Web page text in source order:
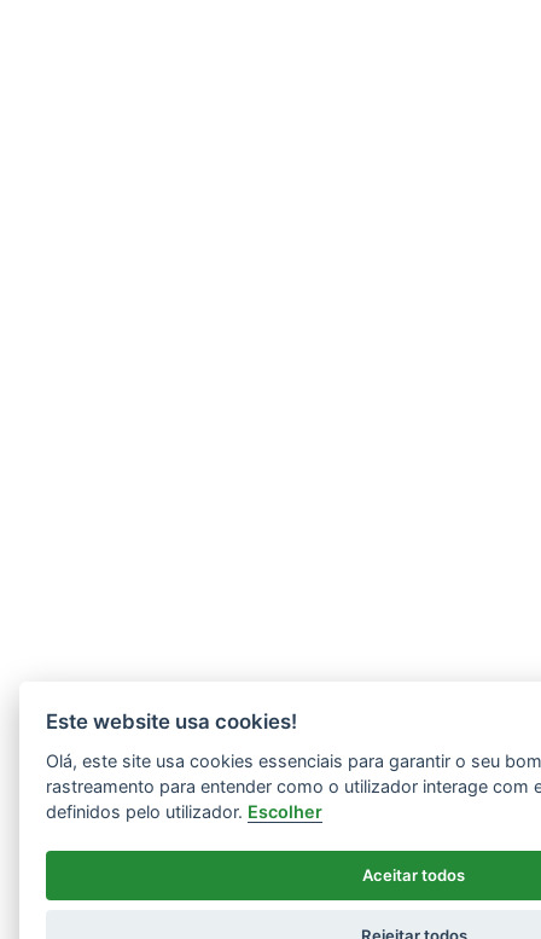
Este website usa cookies!
Olá, este site usa cookies essenciais para garantir o seu
rastreamento para entender como o utilizador interage com
definidos pelo utilizador. Escolher
Aceitar todos
Rejeitar todos